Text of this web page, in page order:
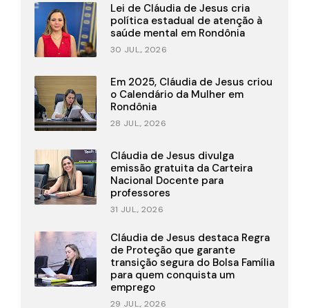
Lei de Cláudia de Jesus cria
política estadual de atenção à
saúde mental em Rondônia
30 JUL., 2026
Em 2025, Cláudia de Jesus criou
o Calendário da Mulher em
Rondônia
28 JUL., 2026
Cláudia de Jesus divulga
emissão gratuita da Carteira
Nacional Docente para
professores
31 JUL., 2026
Cláudia de Jesus destaca Regra
de Proteção que garante
transição segura do Bolsa Família
para quem conquista um
emprego
29 JUL., 2026